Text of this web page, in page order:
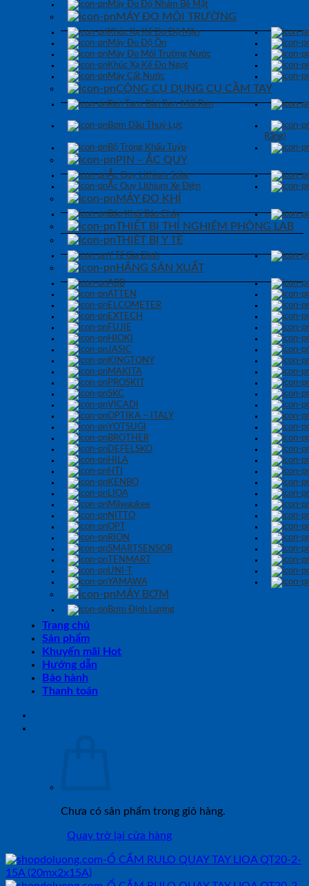
Máy Đo Độ Nhám Bề Mặt
MÁY ĐO MÔI TRƯỜNG
Khúc Xạ Kế Đo Độ Mặn
Máy Đo Độ Ồn
Máy Đo Môi Trường Nước
Khúc Xạ Kế Đo Ngọt
Máy Cất Nước
CÔNG CỤ DỤNG CỤ CẦM TAY
Ren Taro-Bàn Ren-Mũi Ren
Bơm Dầu Thuỷ Lực
Răng)
Bộ Tròng Khẩu Tuýp
PIN – ẮC QUY
Ắc Quy Lithium Solar
Ắc Quy Lithium Xe Điện
MÁY ĐO KHÍ
Báo Khói Báo Cháy
THIẾT BỊ THÍ NGHIỆM PHÒNG LAB
THIẾT BỊ Y TẾ
Y Tế Gia Đình
HÃNG SẢN XUẤT
ABB
ATTEN
ELCOMETER
EXTECH
FUJIE
HIOKI
JASIC
KINGTONY
MAKITA
PROSKIT
SKC
VICADI
OPTIKA – ITALY
YOTSUGI
BROTHER
DEFELSKO
HILA
HTI
KENBO
LIOA
Milwaukee
NITTO
OPT
RION
SMARTSENSOR
TENMART
UNI-T
YAMAWA
MÁY BƠM
Bơm Định Lượng
Trang chủ
Sản phẩm
Khuyến mãi Hot
Hướng dẫn
Bảo hành
Thanh toán
Chưa có sản phẩm trong giỏ hàng.
Quay trở lại cửa hàng